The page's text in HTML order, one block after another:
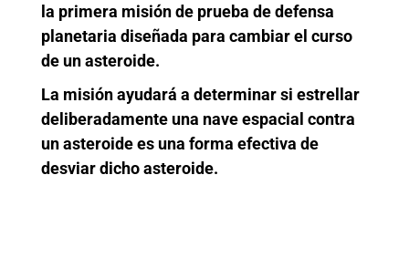
la primera misión de prueba de defensa
planetaria diseñada para cambiar el curso
de un asteroide.
La misión ayudará a determinar si estrellar
deliberadamente una nave espacial contra
un asteroide es una forma efectiva de
desviar dicho asteroide.